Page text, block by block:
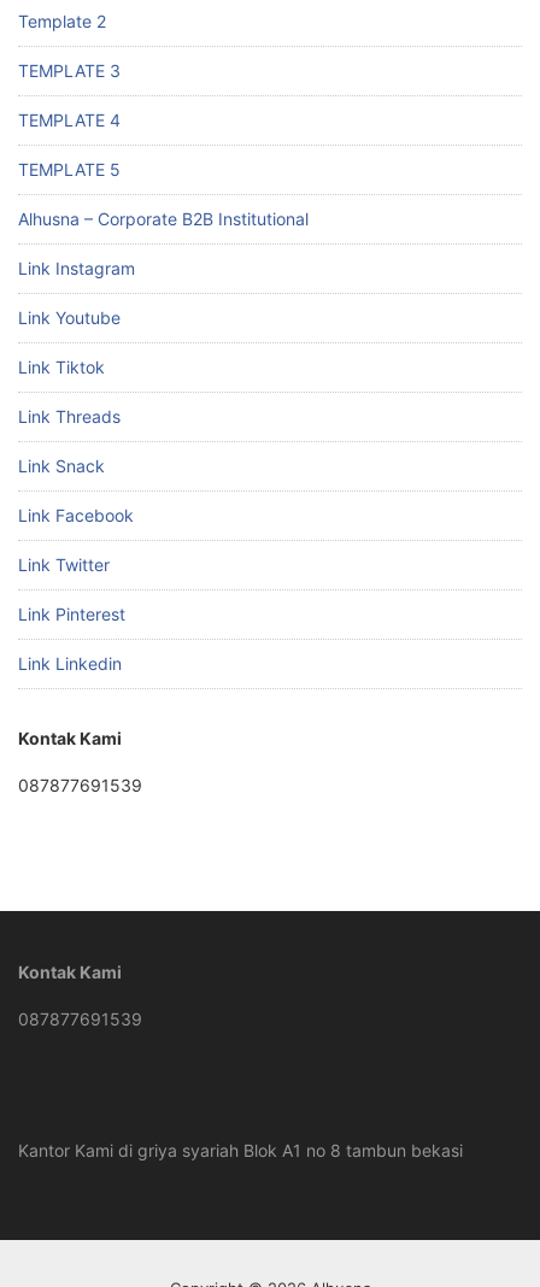
Template 2
TEMPLATE 3
TEMPLATE 4
TEMPLATE 5
Alhusna – Corporate B2B Institutional
Link Instagram
Link Youtube
Link Tiktok
Link Threads
Link Snack
Link Facebook
Link Twitter
Link Pinterest
Link Linkedin
Kontak Kami
087877691539
Kontak Kami
087877691539
Kantor Kami di griya syariah Blok A1 no 8 tambun bekasi